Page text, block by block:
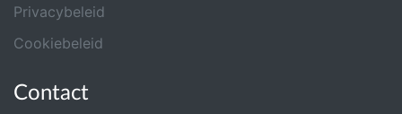
Privacybeleid
Cookiebeleid
Contact